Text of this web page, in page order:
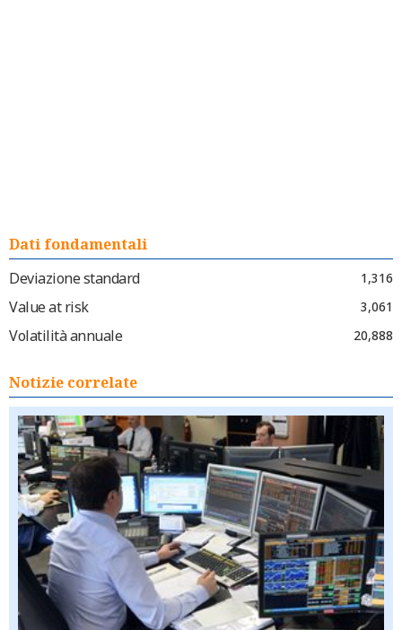
Dati fondamentali
Deviazione standard
1,316
Value at risk 3,061
Volatilità annuale 20,888
Notizie correlate